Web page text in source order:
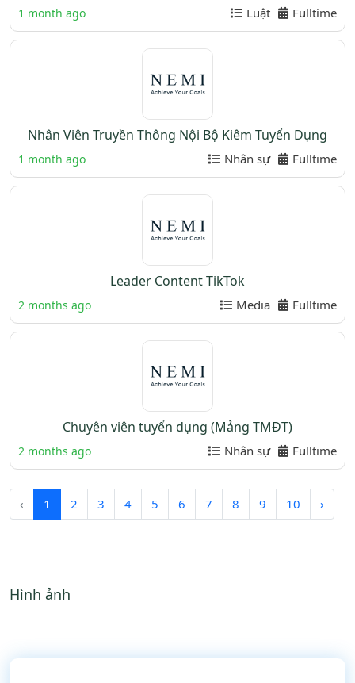
1 month ago Luật Fulltime
Nhân Viên Truyền Thông Nội Bộ Kiêm Tuyển Dụng
1 month ago Nhân sự Fulltime
Leader Content TikTok
2 months ago Media Fulltime
Chuyên viên tuyển dụng (Mảng TMĐT)
2 months ago Nhân sự Fulltime
‹ 1 2 3 4 5 6 7 8 9 10 ›
Hình ảnh